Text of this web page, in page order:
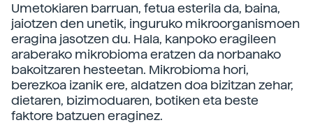
Umetokiaren barruan, fetua esterila da, baina,
jaiotzen den unetik, inguruko mikroorganismoen
eragina jasotzen du. Hala, kanpoko eragileen
araberako mikrobioma eratzen da norbanako
bakoitzaren hesteetan. Mikrobioma hori,
berezkoa izanik ere, aldatzen doa bizitzan zehar,
dietaren, bizimoduaren, botiken eta beste
faktore batzuen eraginez.